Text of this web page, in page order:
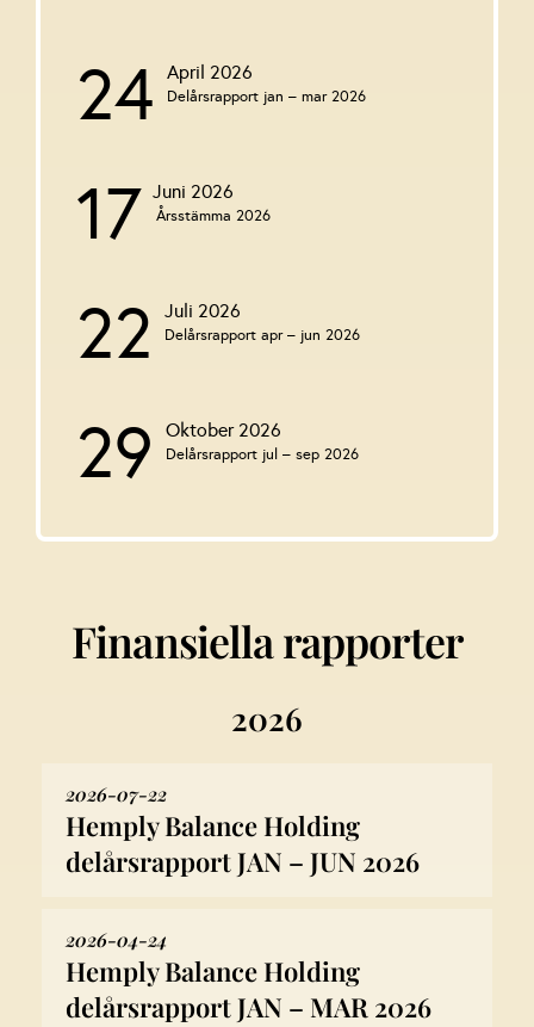
24 April 2026
Delårsrapport jan – mar 2026
17 Juni 2026
Årsstämma 2026
22 Juli 2026
Delårsrapport apr – jun 2026
29 Oktober 2026
Delårsrapport jul – sep 2026
Finansiella rapporter
2026
2026-07-22
Hemply Balance Holding
delårsrapport JAN – JUN 2026
2026-04-24
Hemply Balance Holding
delårsrapport JAN – MAR 2026